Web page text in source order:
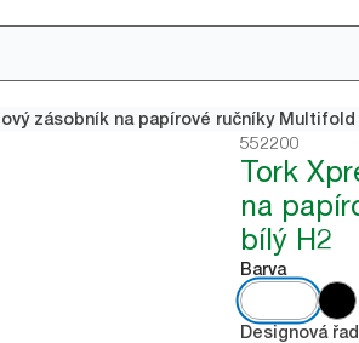
552200
Tork
na
bílý H2
Barva
Designová